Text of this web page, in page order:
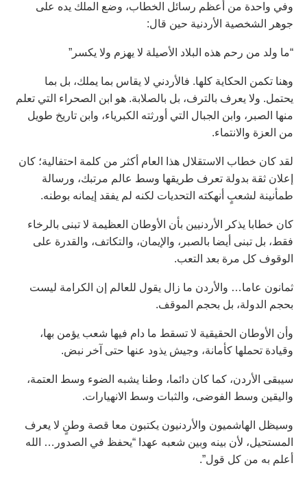
وفي واحدة من أعظم رسائل الخطاب، وضع الملك يده على
جوهر الشخصية الأردنية حين قال:
“ما ولد من رحم هذه البلاد الأصيلة لا يهزم ولا يكسر”
وهنا تكمن الحكاية كلها. فالأردني لا يقاس بما يملك، بل بما
يحتمل. ولا يعرف بالترف، بل بالصلابة. هو ابن الصحراء التي تعلم
منها الصبر، وابن الجبال التي أورثته الكبرياء، وابن تاريخ طويل
من العزة والانتماء.
لقد كان خطاب الاستقلال هذا العام أكثر من كلمة احتفالية؛ كان
إعلان ثقة بدولة تعرف طريقها وسط عالم مرتبك، ورسالة
طمأنينة لشعبٍ أنهكته التحديات لكنه لم يفقد إيمانه بوطنه.
كان خطابا يذكر الأردنيين بأن الأوطان العظيمة لا تبنى بالرخاء
فقط، بل تبنى أيضا بالصبر، والإيمان، والتكاتف، والقدرة على
الوقوف كل مرة بعد التعب.
ثمانون عاما… والأردن ما زال يقول للعالم إن الكرامة ليست
بحجم الدولة، بل بحجم الموقف.
وأن الأوطان الحقيقية لا تسقط ما دام فيها شعب يؤمن بها،
وقيادة تحملها كأمانة، وجيش يذود عنها حتى آخر نبض.
سيبقى الأردن، كما كان دائما، وطنا يشبه الضوء وسط العتمة،
واليقين وسط الفوضى، والثبات وسط الانهيارات.
وسيظل الهاشميون والأردنيون يكتبون معا قصة وطنٍ لا يعرف
المستحيل، لأن بينه وبين شعبه عهدا “يحفظ في الصدور… الله
أعلم به من كل قول”.